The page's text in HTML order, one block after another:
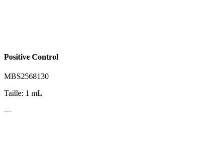
Positive Control
MBS2568130
Taille: 1 mL
---